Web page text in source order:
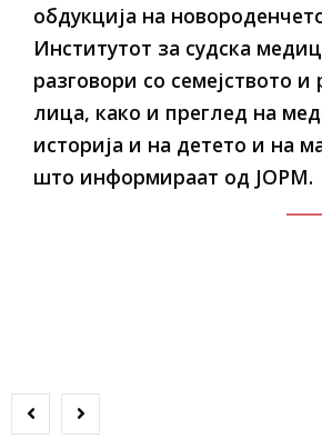
обдукција на
Институтот за судска
разговори со семејството и
лица, како и преглед на
историја и на детето и на
што информираат од ЈОРМ.